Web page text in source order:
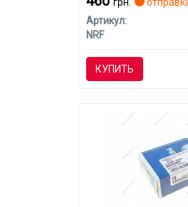
грн.
Артикул:
NRF
КУПИТЬ